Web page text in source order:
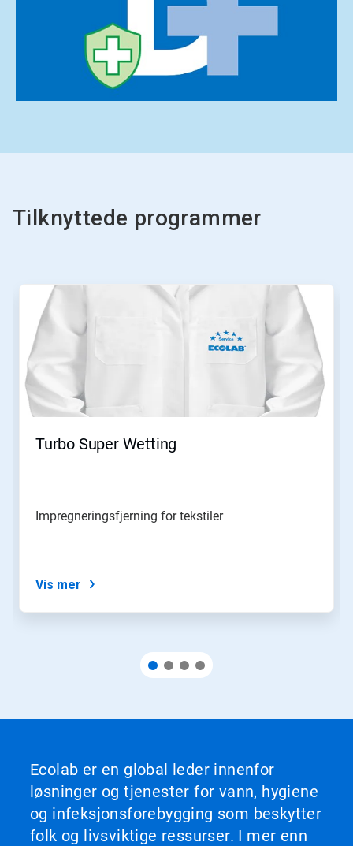
Tilknyttede programmer
Turbo Super Wetting
Impregneringsfjerning for tekstiler
Vis mer
Ecolab er en global leder innenfor
løsninger og tjenester for vann, hygiene
og infeksjonsforebygging som beskytter
folk og livsviktige ressurser. I mer enn